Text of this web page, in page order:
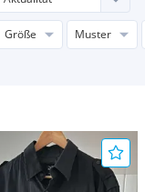
Größe Muster